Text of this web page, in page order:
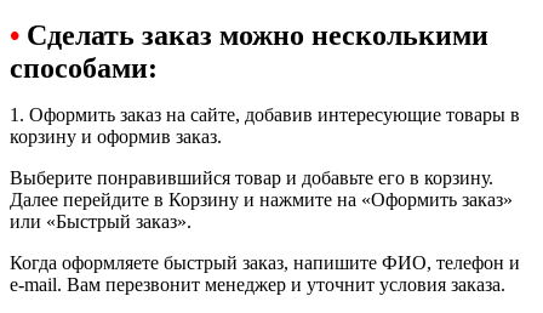
• Сделать заказ можно несколькими
способами:
1. Оформить заказ на сайте, добавив интересующие товары в
корзину и оформив заказ.
Выберите понравившийся товар и добавьте его в корзину.
Далее перейдите в Корзину и нажмите на «Оформить заказ»
или «Быстрый заказ».
Когда оформляете быстрый заказ, напишите ФИО, телефон и
e-mail. Вам перезвонит менеджер и уточнит условия заказа.